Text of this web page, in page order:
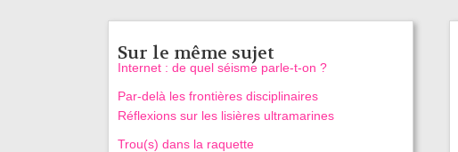
Sur le même sujet
Internet : de quel séisme parle-t-on ?
Par-delà les frontières disciplinaires
Réflexions sur les lisières ultramarines
Trou(s) dans la raquette